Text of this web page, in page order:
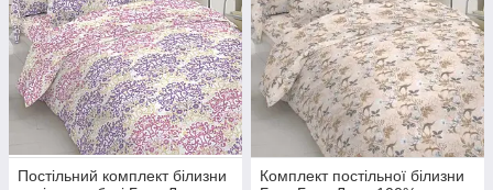
Постільний комплект білизни
Комплект постільної білизни